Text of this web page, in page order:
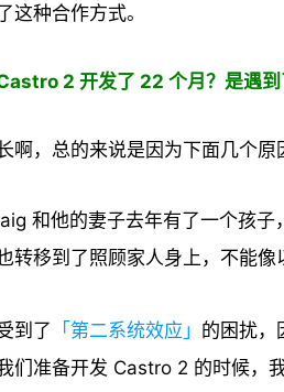
这种合作方式。
2 开发了 22 个月？是遇到
啊，总的来说是因为下面几个原
和他的妻子去年有了一个孩
转移到了照顾家人身上，不能像
到了 「第二系统效应」 的困扰，
们准备开发 Castro 2 的时候，